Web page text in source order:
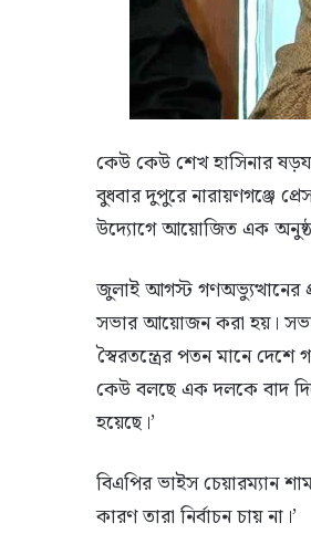
কেউ কেউ শেখ হাসিনার
বুধবার দুপুরে নারায়ণগঞ্জে
উদ্যোগে আয়োজিত এক
জুলাই আগস্ট গণঅভ্যুত্থানের
সভার আয়োজন করা হয়। সভায়
স্বৈরতন্ত্রের পতন মানে
কেউ বলছে এক দলকে বাদ
হয়েছে।’
বিএপির ভাইস চেয়ারম্যান
কারণ তারা নির্বাচন চায় না।’